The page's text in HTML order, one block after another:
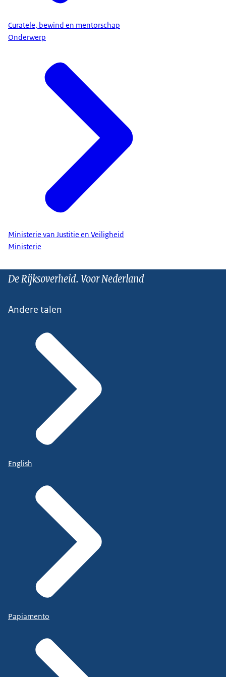
Curatele, bewind en mentorschap
Onderwerp
Ministerie van Justitie en Veiligheid
Ministerie
De Rijksoverheid. Voor Nederland
Andere talen
English
Papiamento